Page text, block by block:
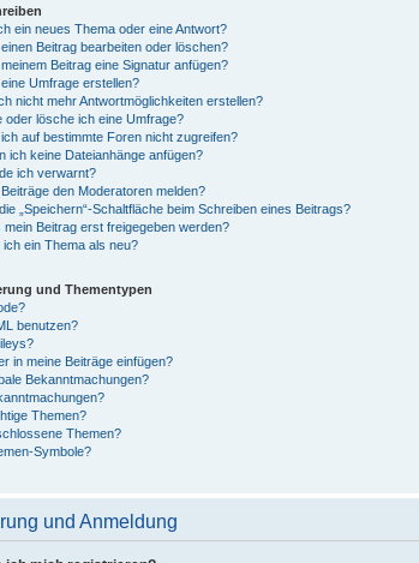
ein neues Thema oder eine Antwort?
Beitrag bearbeiten oder löschen?
Beitrag eine Signatur anfügen?
Umfrage erstellen?
nicht mehr Antwortmöglichkeiten erstellen?
oder lösche ich eine Umfrage?
auf bestimmte Foren nicht zugreifen?
ich keine Dateianhänge anfügen?
ich verwarnt?
den Moderatoren melden?
„Speichern“-Schaltfläche beim Schreiben eines Beitrags?
mein Beitrag erst freigegeben werden?
ein Thema als neu?
und Thementypen
benutzen?
in meine Beiträge einfügen?
Bekanntmachungen?
Themen?
Themen?
Symbole?
und Anmeldung